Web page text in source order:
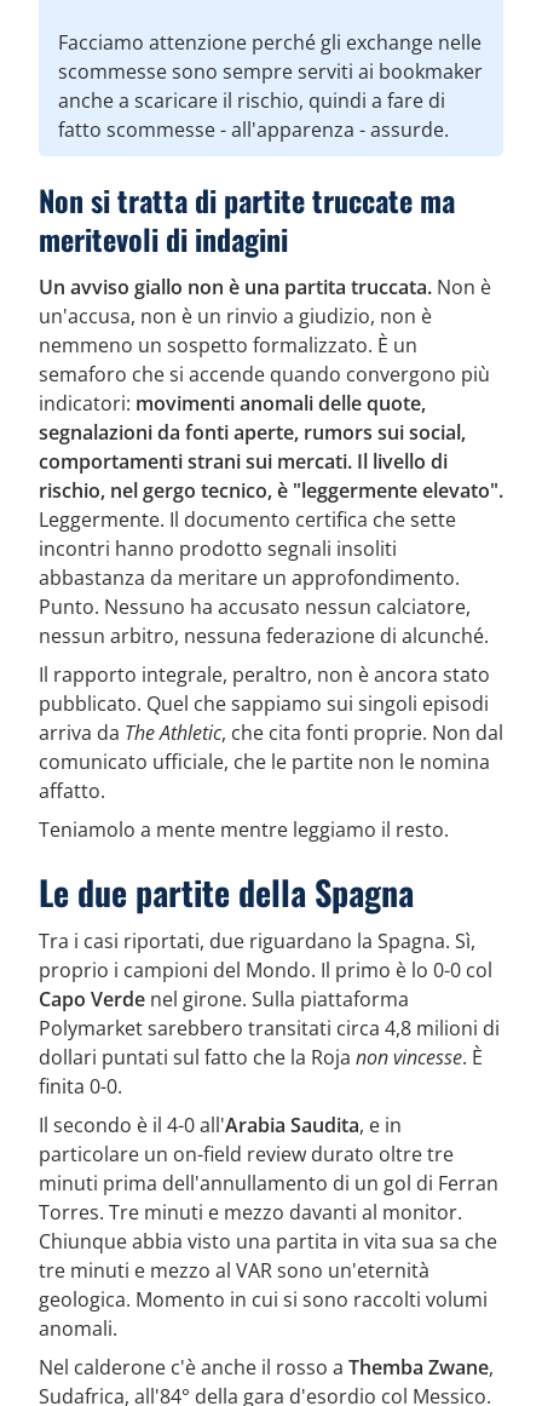
Facciamo attenzione perché gli exchange nelle
scommesse sono sempre serviti ai bookmaker
anche a scaricare il rischio, quindi a fare di
fatto scommesse - all'apparenza - assurde.
Non si tratta di partite truccate ma
meritevoli di indagini
Un avviso giallo non è una partita truccata. Non è
un'accusa, non è un rinvio a giudizio, non è
nemmeno un sospetto formalizzato. È un
semaforo che si accende quando convergono più
indicatori: movimenti anomali delle quote,
segnalazioni da fonti aperte, rumors sui social,
comportamenti strani sui mercati. Il livello di
rischio, nel gergo tecnico, è "leggermente elevato".
Leggermente. Il documento certifica che sette
incontri hanno prodotto segnali insoliti
abbastanza da meritare un approfondimento.
Punto. Nessuno ha accusato nessun calciatore,
nessun arbitro, nessuna federazione di alcunché.
Il rapporto integrale, peraltro, non è ancora stato
pubblicato. Quel che sappiamo sui singoli episodi
arriva da The Athletic, che cita fonti proprie. Non dal
comunicato ufficiale, che le partite non le nomina
affatto.
Teniamolo a mente mentre leggiamo il resto.
Le due partite della Spagna
Tra i casi riportati, due riguardano la Spagna. Sì,
proprio i campioni del Mondo. Il primo è lo 0-0 col
Capo Verde nel girone. Sulla piattaforma
Polymarket sarebbero transitati circa 4,8 milioni di
dollari puntati sul fatto che la Roja non vincesse. È
finita 0-0.
Il secondo è il 4-0 all'Arabia Saudita, e in
particolare un on-field review durato oltre tre
minuti prima dell'annullamento di un gol di Ferran
Torres. Tre minuti e mezzo davanti al monitor.
Chiunque abbia visto una partita in vita sua sa che
tre minuti e mezzo al VAR sono un'eternità
geologica. Momento in cui si sono raccolti volumi
anomali.
Nel calderone c'è anche il rosso a Themba Zwane,
Sudafrica, all'84° della gara d'esordio col Messico.